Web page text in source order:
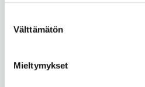
valinta
Välttämätön
Mieltymykset
Salmelankuja 1, 88300 Paltamo
y-tunnus 0188808-0